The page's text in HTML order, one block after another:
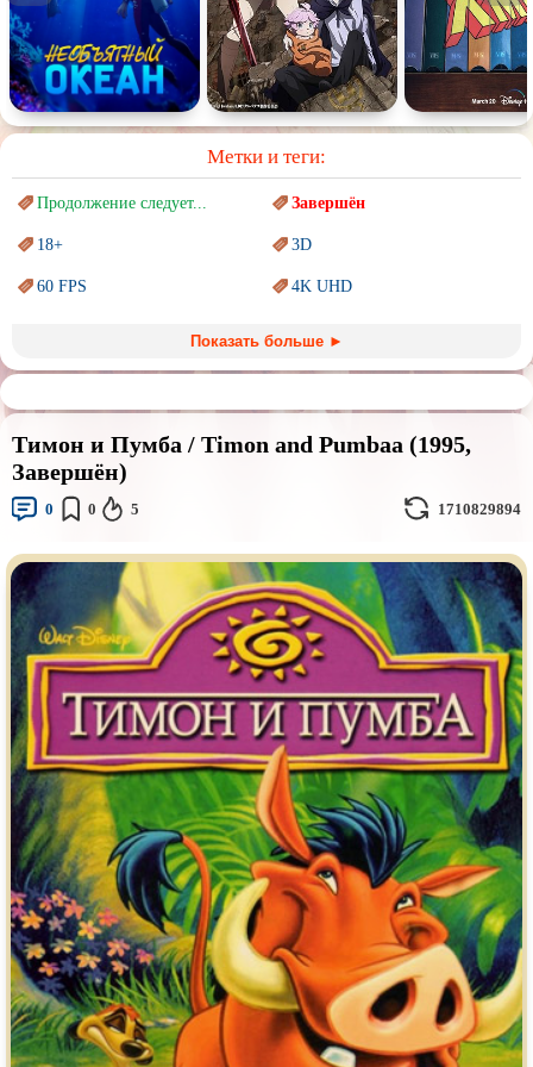
Метки и теги:
Продолжение следует... Завершён
18+ 3D
60 FPS 4K UHD
Marvel PIXAR
Sci-Fi (Научнаяфантастика) Trash (трэш) movies
Авангард иСюрреализм Ангелы и Демоны
Аниме
Индийское кино Киберпанк
Коллекция Комикс
Маги и Волшебники Наркотики
Новогодние Основанное нареальных
событиях
Параллельные миры
ПереводГоблина
ПереводКубик в Кубе ПереводКураж-Бамбей
Пеплум Подростковаяжестокость
Постапокалипсис Призраки
Про акул Про апокалипсис
Про богов Про богатых
Про вампиров Про ведьм
Про викингов Про выживание
Показать больше ►
Тимон и Пумба / Timon and Pumbaa (1995,
Завершён)
0 0 5 1710829894